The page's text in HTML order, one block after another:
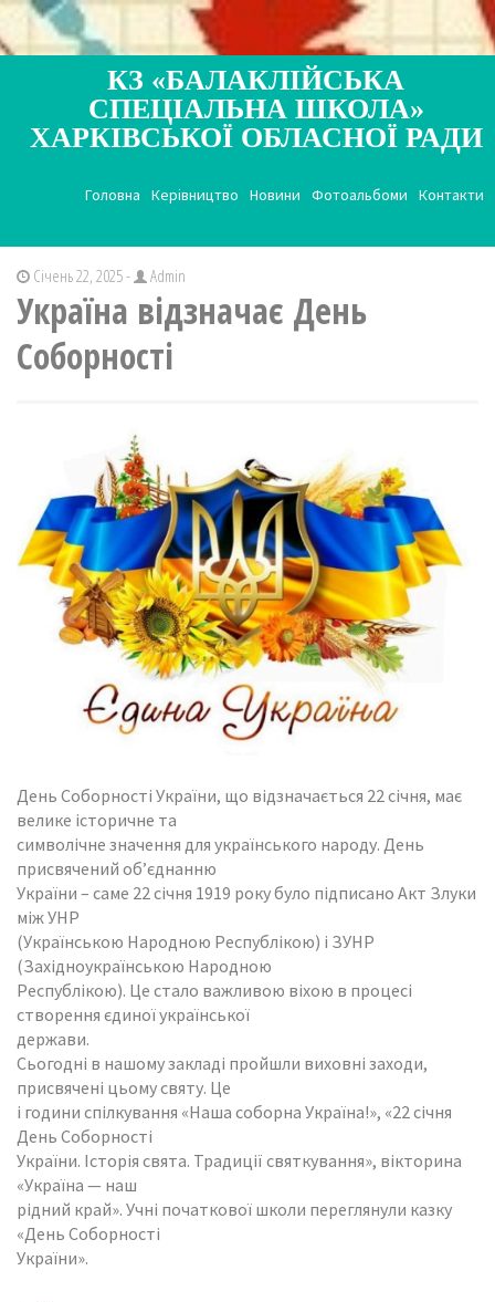
КЗ «БАЛАКЛІЙСЬКА
СПЕЦІАЛЬНА ШКОЛА»
ХАРКІВСЬКОЇ ОБЛАСНОЇ РАДИ
Головна Керівництво Новини Фотоальбоми Контакти
Січень 22, 2025 - Admin
Україна відзначає День
Соборності
День Соборності України, що відзначається 22 січня, має
велике історичне та
символічне значення для українського народу. День
присвячений об’єднанню
України – саме 22 січня 1919 року було підписано Акт Злуки
між УНР
(Українською Народною Республікою) і ЗУНР
(Західноукраїнською Народною
Республікою). Це стало важливою віхою в процесі
створення єдиної української
держави.
Сьогодні в нашому закладі пройшли виховні заходи,
присвячені цьому святу. Це
і години спілкування «Наша соборна Україна!», «22 січня
День Соборності
України. Історія свята. Традиції святкування», вікторина
«Україна — наш
рідний край». Учні початкової школи переглянули казку
«День Соборності
України».